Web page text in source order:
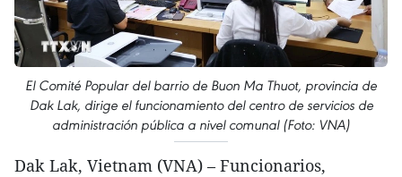
El Comité Popular del barrio de Buon Ma Thuot, provincia de
Dak Lak, dirige el funcionamiento del centro de servicios de
administración pública a nivel comunal (Foto: VNA)
Dak Lak, Vietnam (VNA) – Funcionarios,